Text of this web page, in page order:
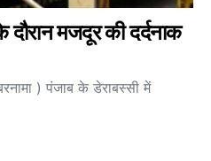
मजदूर की दर्दनाक
) पंजाब के डेराबस्सी में